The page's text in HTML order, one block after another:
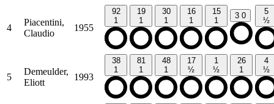
4
Piacentini,
Claudio
1955
92
1
19
1
30
1
16
1
15
1
3 0
5
½
5
Demeulder,
Eliott
1993
38
1
81
1
48
1
17
½
1
½
26
1
4
½